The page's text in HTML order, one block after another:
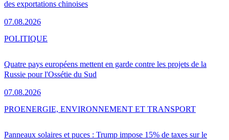
des exportations chinoises
07.08.2026
Quatre pays européens mettent en garde contre les projets de la
Russie pour l'Ossétie du Sud
07.08.2026
POLITIQUE
Panneaux solaires et puces : Trump impose 15% de taxes sur le
PROENERGIE, ENVIRONNEMENT ET TRANSPORT